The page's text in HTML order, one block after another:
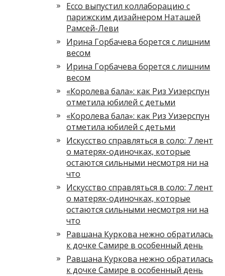
Ecco выпустил коллаборацию с
парижским дизайнером Наташей
Рамсей-Леви
Ирина Горбачева борется с лишним
весом
Ирина Горбачева борется с лишним
весом
«Королева бала»: как Риз Уизерспун
отметила юбилей с детьми
«Королева бала»: как Риз Уизерспун
отметила юбилей с детьми
Искусство справляться в соло: 7 лент
о матерях-одиночках, которые
остаются сильными несмотря ни на
что
Искусство справляться в соло: 7 лент
о матерях-одиночках, которые
остаются сильными несмотря ни на
что
Равшана Куркова нежно обратилась
к дочке Самире в особенный день
Равшана Куркова нежно обратилась
к дочке Самире в особенный день